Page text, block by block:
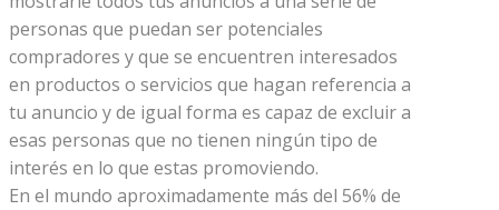
personas que puedan ser potenciales
compradores y que se encuentren interesados
en productos o servicios que hagan referencia a
tu anuncio y de igual forma es capaz de excluir a
esas personas que no tienen ningún tipo de
interés en lo que estas promoviendo.
En el mundo aproximadamente más del 56% de